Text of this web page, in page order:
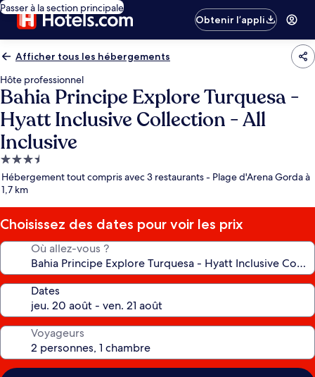
Passer à la section principale
Obtenir l’appli
Afficher tous les hébergements
Hôte professionnel
Bahia Principe Explore Turquesa -
Hyatt Inclusive Collection - All
Inclusive
Hébergement
3.5 étoiles
Hébergement tout compris avec 3 restaurants - Plage d'Arena Gorda à
1,7 km
Choisissez des dates pour voir les prix
Où allez-vous ?
Dates
Voyageurs